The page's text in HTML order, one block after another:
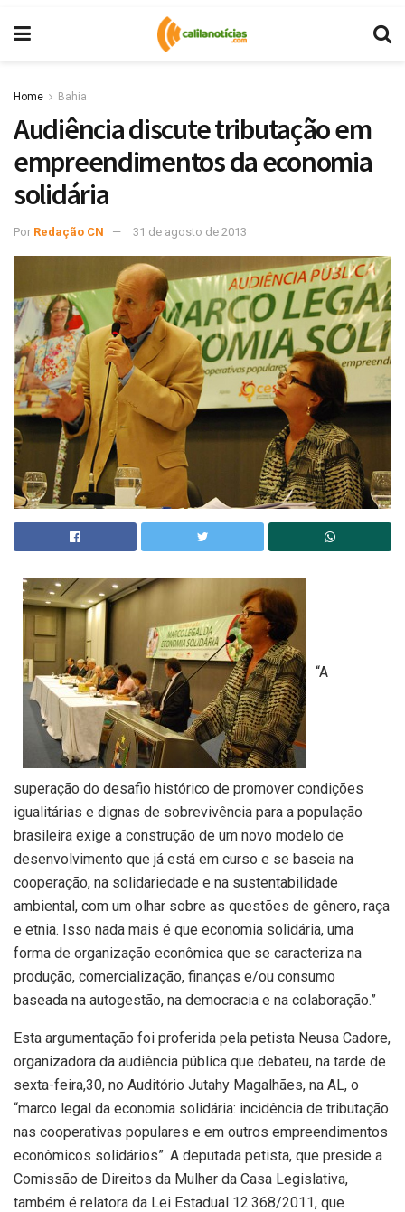
Home Bahia
Audiência discute tributação em
empreendimentos da economia
solidária
Por Redação CN 31 de agosto de 2013
“A
superação do desafio histórico de promover condições
igualitárias e dignas de sobrevivência para a população
brasileira exige a construção de um novo modelo de
desenvolvimento que já está em curso e se baseia na
cooperação, na solidariedade e na sustentabilidade
ambiental, com um olhar sobre as questões de gênero, raça
e etnia. Isso nada mais é que economia solidária, uma
forma de organização econômica que se caracteriza na
produção, comercialização, finanças e/ou consumo
baseada na autogestão, na democracia e na colaboração.”
Esta argumentação foi proferida pela petista Neusa Cadore,
organizadora da audiência pública que debateu, na tarde de
sexta-feira,30, no Auditório Jutahy Magalhães, na AL, o
“marco legal da economia solidária: incidência de tributação
nas cooperativas populares e em outros empreendimentos
econômicos solidários”. A deputada petista, que preside a
Comissão de Direitos da Mulher da Casa Legislativa,
também é relatora da Lei Estadual 12.368/2011, que